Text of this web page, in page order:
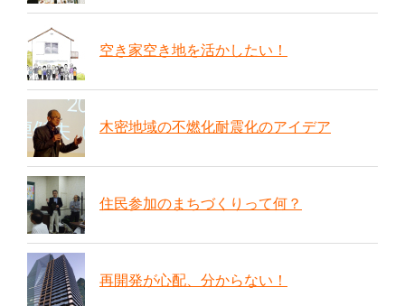
空き家空き地を活かしたい！
木密地域の不燃化耐震化のアイデア
住民参加のまちづくりって何？
再開発が心配、分からない！